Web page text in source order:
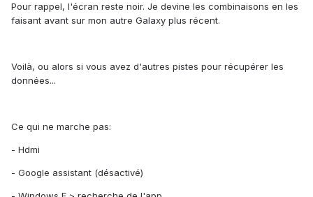
Pour rappel, l'écran reste noir. Je devine les combinaisons en les
faisant avant sur mon autre Galaxy plus récent.
Voilà, ou alors si vous avez d'autres pistes pour récupérer les
données...
Ce qui ne marche pas:
- Hdmi
- Google assistant (désactivé)